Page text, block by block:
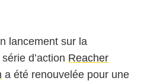
lancement sur la
d’action Reacher
a été renouvelée pour une